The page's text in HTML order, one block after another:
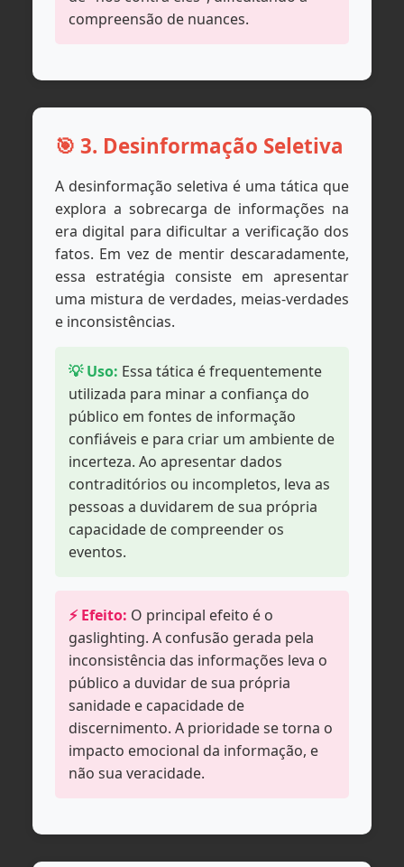
compreensão de nuances.
🎯 3. Desinformação Seletiva
A desinformação seletiva é uma tática que
explora a sobrecarga de informações na
era digital para dificultar a verificação dos
fatos. Em vez de mentir descaradamente,
essa estratégia consiste em apresentar
uma mistura de verdades, meias-verdades
e inconsistências.
💡 Uso: Essa tática é frequentemente
utilizada para minar a confiança do
público em fontes de informação
confiáveis e para criar um ambiente de
incerteza. Ao apresentar dados
contraditórios ou incompletos, leva as
pessoas a duvidarem de sua própria
capacidade de compreender os
eventos.
⚡ Efeito: O principal efeito é o
gaslighting. A confusão gerada pela
inconsistência das informações leva o
público a duvidar de sua própria
sanidade e capacidade de
discernimento. A prioridade se torna o
impacto emocional da informação, e
não sua veracidade.